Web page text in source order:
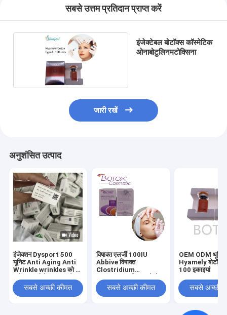
सबसे उत्तम प्रतिदान प्राप्त करें
इंजेक्टेबल बोटॉक्स कॉस्मेटिक
ओनाबोटुलिनमटोक्सिना
जारी रखें
अनुशंसित उत्पाद
इंजेक्शन Dysport 500
यूनिट Anti Aging Anti
Wrinkle wrinkles को दूर
सूखा पाउडर
सबसे अच्छी कीमत
विषाक्त एलर्जी 100IU
Abbive विषाक्त
Clostridium
की रेखाओं को हटाने के लिए
सबसे अच्छी कीमत
OEM ODM धूमिल
Hyamely
100 इकाइयां
सबसे अच्छी